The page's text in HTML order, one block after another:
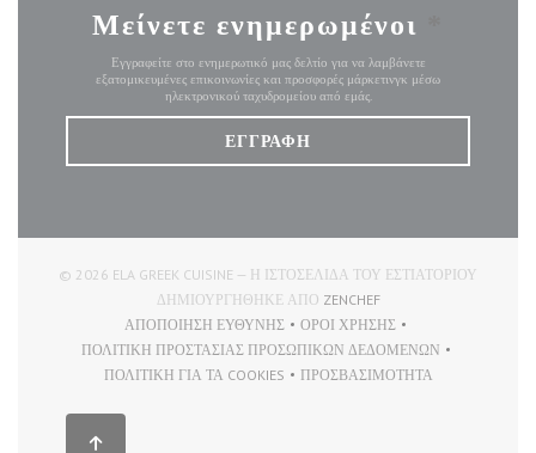
Μείνετε ενημερωμένοι
Εγγραφείτε στο ενημερωτικό μας δελτίο για να λαμβάνετε
εξατομικευμένες επικοινωνίες και προσφορές μάρκετινγκ μέσω
ηλεκτρονικού ταχυδρομείου από εμάς.
ΕΓΓΡΑΦΉ
© 2026 ELA GREEK CUISINE — Η ΙΣΤΟΣΕΛΊΔΑ ΤΟΥ ΕΣΤΙΑΤΟΡΊΟΥ
ΔΗΜΙΟΥΡΓΉΘΗΚΕ ΑΠΌ ZENCHEF((ΑΝΟΊΓΕΙ ΣΕ ΝΈΟ
ΑΠΟΠΟΊΗΣΗ ΕΥΘΎΝΗΣ
((ΑΝΟΊΓΕΙ ΣΕ ΝΈΟ ΠΑΡΆΘΥΡΟ))
ΌΡΟΙ ΧΡΉΣΗΣ
((ΑΝΟΊΓΕΙ ΣΕ ΝΈΟ
ΠΟΛΙΤΙΚΉ ΠΡΟΣΤΑΣΊΑΣ ΠΡΟΣΩΠΙΚΏΝ ΔΕΔΟΜΈΝΩΝ
((ΑΝΟΊΓΕΙ ΣΕ ΝΈΟ ΠΑΡΆΘΥΡΟ))
ΠΟΛΙΤΙΚΉ ΓΙΑ ΤΑ COOKIES
((ΑΝΟΊΓΕΙ ΣΕ ΝΈΟ ΠΑΡΆΘΥΡΟ))
ΠΡΟΣΒΑΣΙΜΌΤΗΤΑ
((ΑΝΟΊΓΕΙ ΣΕ ΝΈΟ